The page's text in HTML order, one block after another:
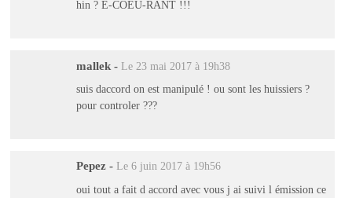
hin ? E-COEU-RANT !!!
mallek - Le 23 mai 2017 à 19h38
suis daccord on est manipulé ! ou sont les huissiers ?
pour controler ???
Pepez - Le 6 juin 2017 à 19h56
oui tout a fait d accord avec vous j ai suivi l émission ce